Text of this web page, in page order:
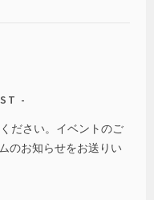
ださい。イベントのご
のお知らせをお送りい